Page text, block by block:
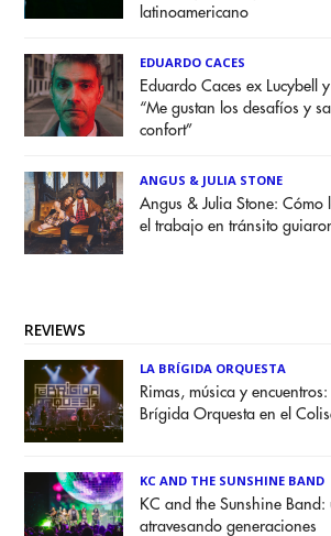
latinoamericano
EDUARDO CACES
Eduardo Caces ex Lucybell
“Me gustan los desafíos y
confort”
ANGUS & JULIA STONE
Angus & Julia Stone: Cómo
el trabajo en tránsito
REVIEWS
LA BRÍGIDA ORQUESTA
Rimas, música y
Brígida Orquesta en el
KC AND THE SUNSHINE BAND
KC and the Sunshine Band:
atravesando generaciones